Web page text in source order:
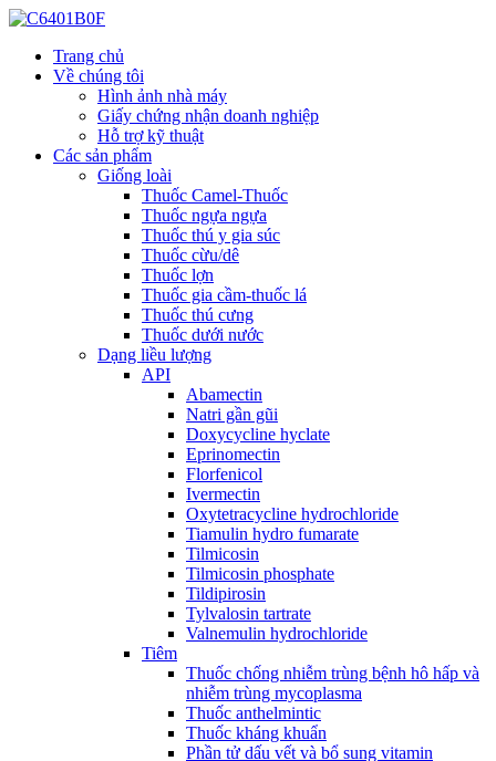
Trang chủ
Về chúng tôi
Hình ảnh nhà máy
Giấy chứng nhận doanh nghiệp
Hỗ trợ kỹ thuật
Các sản phẩm
Giống loài
Thuốc Camel-Thuốc
Thuốc ngựa ngựa
Thuốc thú y gia súc
Thuốc cừu/dê
Thuốc lợn
Thuốc gia cầm-thuốc lá
Thuốc thú cưng
Thuốc dưới nước
Dạng liều lượng
API
Abamectin
Natri gần gũi
Doxycycline hyclate
Eprinomectin
Florfenicol
Ivermectin
Oxytetracycline hydrochloride
Tiamulin hydro fumarate
Tilmicosin
Tilmicosin phosphate
Tildipirosin
Tylvalosin tartrate
Valnemulin hydrochloride
Tiêm
Thuốc chống nhiễm trùng bệnh hô hấp và
nhiễm trùng mycoplasma
Thuốc anthelmintic
Thuốc kháng khuẩn
Phần tử dấu vết và bổ sung vitamin